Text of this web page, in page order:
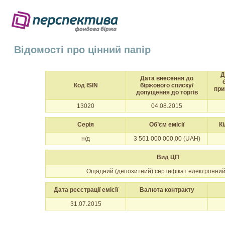
Відомості про цінний папір
Код ISIN
Дата внесення до
біржового списку/
допущення до торгів
13020 04.08.2015
Серія Об’єм емісії
н/д
3 561 000 000,00 (UAH)
Вид ЦП
Ощадний (депозитний) сертифікат
Дата реєстрації емісії
Валюта контракту
31.07.2015